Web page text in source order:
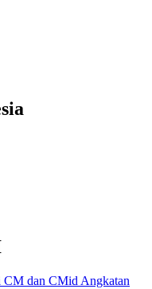
dan CMid Angkatan